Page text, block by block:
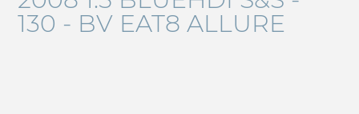
130 - BV EAT8 ALLURE